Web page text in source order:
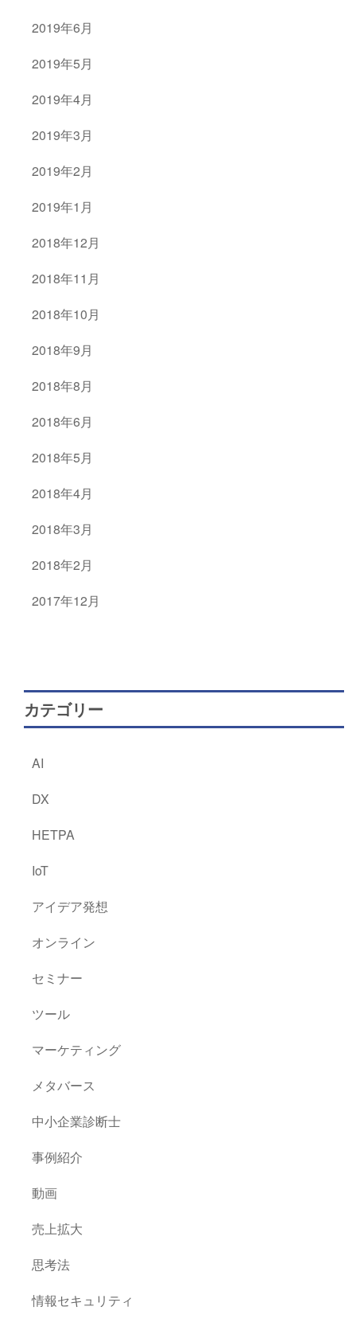
2019年6月
2019年5月
2019年4月
2019年3月
2019年2月
2019年1月
2018年12月
2018年11月
2018年10月
2018年9月
2018年8月
2018年6月
2018年5月
2018年4月
2018年3月
2018年2月
2017年12月
カテゴリー
AI
DX
HETPA
IoT
アイデア発想
オンライン
セミナー
ツール
マーケティング
メタバース
中小企業診断士
事例紹介
動画
売上拡大
思考法
情報セキュリティ